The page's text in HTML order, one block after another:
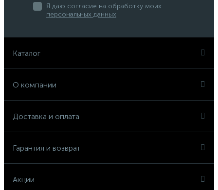
Я даю согласие на обработку моих
персональных данных
Каталог
О компании
Доставка и оплата
Гарантия и возврат
Акции